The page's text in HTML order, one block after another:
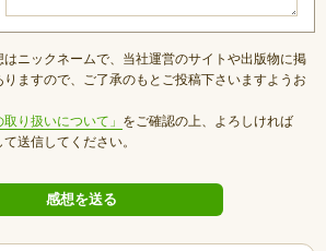
ニックネームで、当社運営のサイトや出版物に掲
ますので、ご了承のもとご投稿下さいますようお
り扱いについて」 をご確認の上、よろしければ
送信してください。